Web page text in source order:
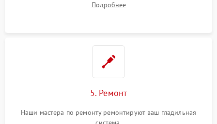
Подробнее
5. Ремонт
Наши мастера по ремонту ремонтируют ваш гладильная